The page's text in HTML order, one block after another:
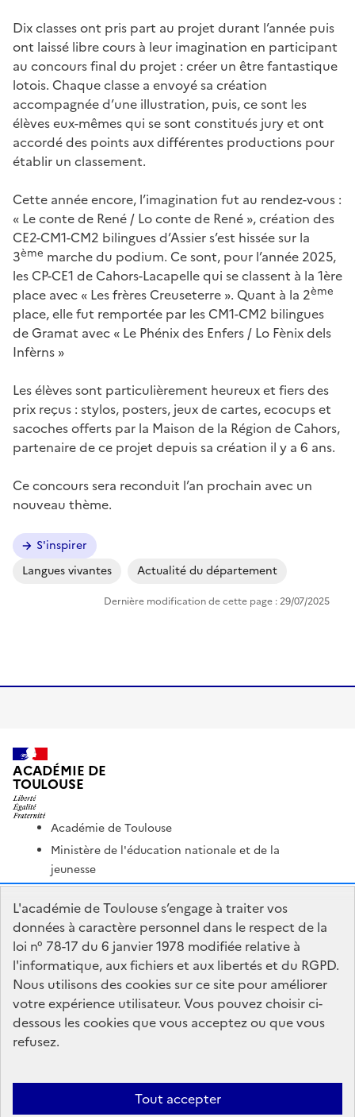
Dix classes ont pris part au projet durant l’année puis
ont laissé libre cours à leur imagination en participant
au concours final du projet : créer un être fantastique
lotois. Chaque classe a envoyé sa création
accompagnée d’une illustration, puis, ce sont les
élèves eux-mêmes qui se sont constitués jury et ont
accordé des points aux différentes productions pour
établir un classement.
Cette année encore, l’imagination fut au rendez-vous :
« Le conte de René / Lo conte de René », création des
CE2-CM1-CM2 bilingues d’Assier s’est hissée sur la
3ème marche du podium. Ce sont, pour l’année 2025,
les CP-CE1 de Cahors-Lacapelle qui se classent à la 1ère
place avec « Les frères Creuseterre ». Quant à la 2ème
place, elle fut remportée par les CM1-CM2 bilingues
de Gramat avec « Le Phénix des Enfers / Lo Fènix dels
Infèrns »
Les élèves sont particulièrement heureux et fiers des
prix reçus : stylos, posters, jeux de cartes, ecocups et
sacoches offerts par la Maison de la Région de Cahors,
partenaire de ce projet depuis sa création il y a 6 ans.
Ce concours sera reconduit l’an prochain avec un
nouveau thème.
S'inspirer
Langues vivantes
Actualité du département
Dernière modification de cette page : 29/07/2025
ACADÉMIE DE
TOULOUSE
Académie de Toulouse
Ministère de l'éducation nationale et de la
jeunesse
Ministère de l'enseignement supérieur et de la
recherche
Portail Pédagogique Académique
Nous contacter
DSDEN du Lot
1 place Jean-Jacques Chapou
46000 Cahors
L'académie de Toulouse s’engage à traiter vos
données à caractère personnel dans le respect de la
loi n° 78-17 du 6 janvier 1978 modifiée relative à
l'informatique, aux fichiers et aux libertés et du RGPD.
Nous utilisons des cookies sur ce site pour améliorer
votre expérience utilisateur. Vous pouvez choisir ci-
dessous les cookies que vous acceptez ou que vous
refusez.
Tout accepter